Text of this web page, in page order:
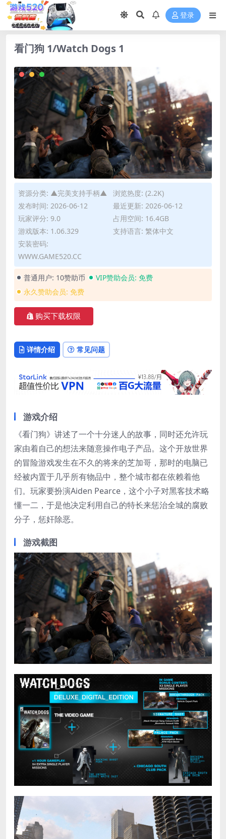
登录
看门狗 1/Watch Dogs 1
资源分类: ▲完美支持手柄▲
浏览热度: (2.2K)
发布时间: 2026-06-12
最近更新: 2026-06-12
玩家评分: 9.0
占用空间: 16.4GB
游戏版本: 1.06.329
支持语言: 繁体中文
安装密码:
WWW.GAME520.CC
普通用户: 10赞助币 VIP赞助会员: 免费
永久赞助会员: 免费
购买下载权限
详情介绍 常见问题
游戏介绍
《看门狗》讲述了一个十分迷人的故事，同时还允许玩
家由着自己的想法来随意操作电子产品。这个开放世界
的冒险游戏发生在不久的将来的芝加哥，那时的电脑已
经被内置于几乎所有物品中，整个城市都在依赖着他
们。玩家要扮演Aiden Pearce，这个小子对黑客技术略
懂一二，于是他决定利用自己的特长来惩治全城的腐败
分子，惩奸除恶。
游戏截图